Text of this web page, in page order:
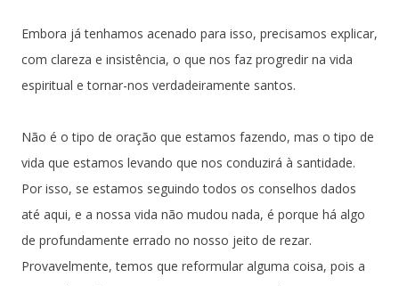
Embora já tenhamos acenado para isso, precisamos explicar,
com clareza e insistência, o que nos faz progredir na vida
espiritual e tornar-nos verdadeiramente santos.
Não é o tipo de oração que estamos fazendo, mas o tipo de
vida que estamos levando que nos conduzirá à santidade.
Por isso, se estamos seguindo todos os conselhos dados
até aqui, e a nossa vida não mudou nada, é porque há algo
de profundamente errado no nosso jeito de rezar.
Provavelmente, temos que reformular alguma coisa, pois a